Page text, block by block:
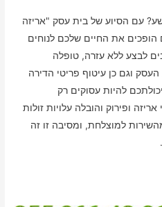
עם הסיוע של בית עסק "אריזה
את החיים שלכם לנוחים
לבצע ללא עזרה, טופלה
וגם כן עיטוף פריטי הדירה
להיות עסוקים רק
ופירוק והובלה עלויות זולות
למוצלחת, ומסיבה זו זה